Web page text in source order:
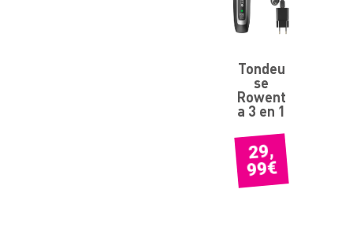
Tondeu
se
Rowent
a 3 en 1
29,
99€